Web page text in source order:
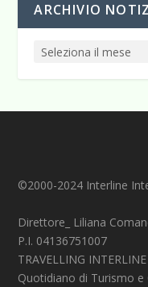
ARCHIVIO
©2000-2024 Interline
Direttore_ Liliana
P.I. 04136751007
TRAVELLING
Quotidiano di Turismo e